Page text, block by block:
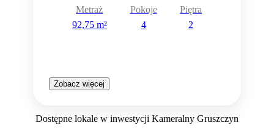
Metraż
92,75 m²
Pokoje
4
Piętra
2
Zobacz więcej
Dostępne lokale w inwestycji Kameralny Gruszczyn